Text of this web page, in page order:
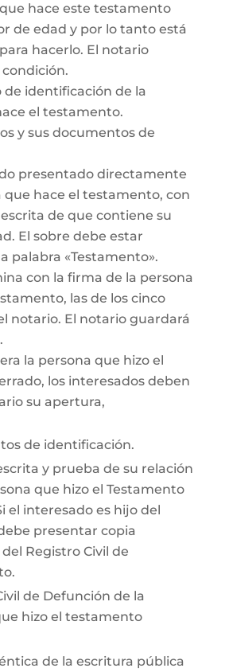
hace este testamento
de edad y por lo tanto está
hacerlo. El notario
identificación de la
el testamento.
y sus documentos de
presentado directamente
que hace el testamento, con
de que contiene su
El sobre debe estar
palabra «Testamento».
con la firma de la persona
las de los cinco
notario. El notario guardará
la persona que hizo el
los interesados deben
su apertura,
de identificación.
y prueba de su relación
que hizo el Testamento
el interesado es hijo del
presentar copia
Registro Civil de
de Defunción de la
hizo el testamento
de la escritura pública